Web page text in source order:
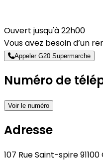
Ouvert jusqu'à 22h00
Vous avez besoin d’un
Appeler G20 Supermarche
Numéro de
Voir le numéro
Adresse
107 Rue Saint-spire